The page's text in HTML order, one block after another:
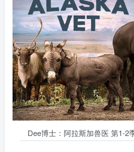
Dee博士：阿拉斯加兽医 第1-2